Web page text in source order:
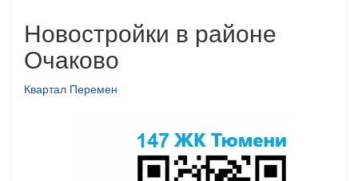
Новостройки в районе
Очаково
Квартал Перемен